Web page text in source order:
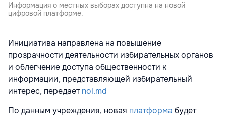
Информация о местных выборах доступна на новой
цифровой платформе.
Инициатива направлена на повышение
прозрачности деятельности избирательных органов
и облегчение доступа общественности к
информации, представляющей избирательный
интерес, передаетnoi.md
По данным учреждения, новая платформа будет